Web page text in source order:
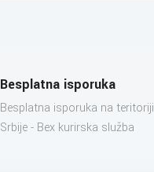
Besplatna isporuka
Besplatna isporuka na teritoriji
Srbije - Bex kurirska služba